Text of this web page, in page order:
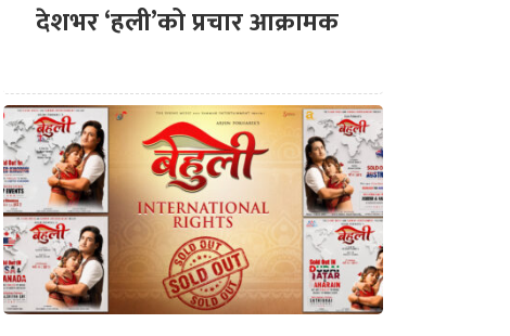
देशभर ‘हली’को प्रचार आक्रामक